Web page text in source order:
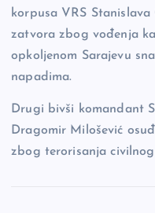
korpusa VRS
zatvora zbog vođenja
opkoljenom Sarajevu
napadima.
Drugi bivši komandant
Dragomir Milošević
zbog terorisanja